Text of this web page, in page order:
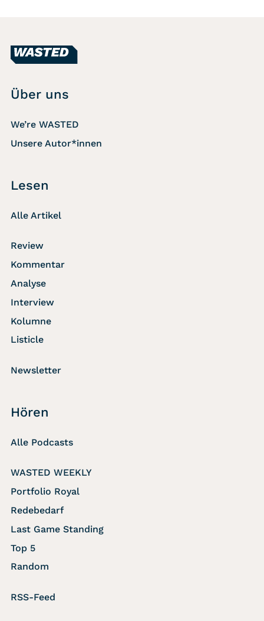
Über uns
We’re WASTED
Unsere Autor*innen
Lesen
Alle Artikel
Review
Kommentar
Analyse
Interview
Kolumne
Listicle
Newsletter
Hören
Alle Podcasts
WASTED WEEKLY
Portfolio Royal
Redebedarf
Last Game Standing
Top 5
Random
RSS-Feed